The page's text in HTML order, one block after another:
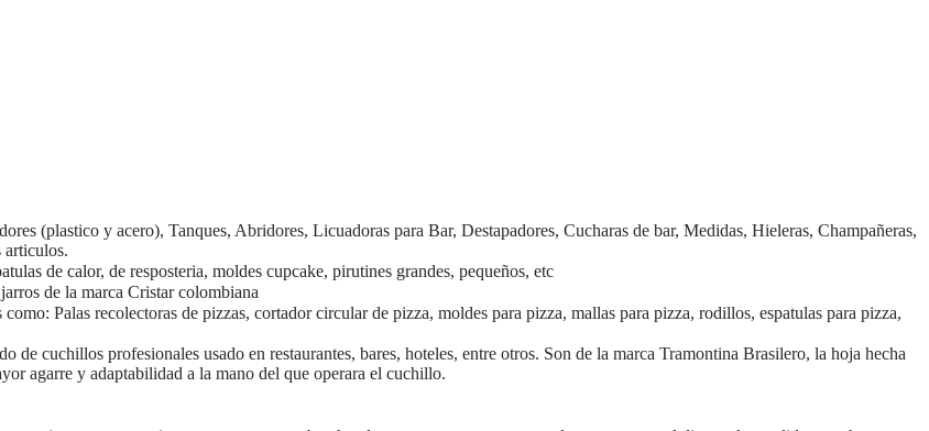
(plastico y acero), Tanques, Abridores, Licuadoras para Bar, Destapadores, Cucharas de bar, Medidas, Hieleras, Champañeras,
articulos.
de calor, de resposteria, moldes cupcake, pirutines grandes, pequeños, etc
de la marca Cristar colombiana
Palas recolectoras de pizzas, cortador circular de pizza, moldes para pizza, mallas para pizza, rodillos, espatulas para pizza,
de cuchillos profesionales usado en restaurantes, bares, hoteles, entre otros. Son de la marca Tramontina Brasilero, la hoja hecha
agarre y adaptabilidad a la mano del que operara el cuchillo.